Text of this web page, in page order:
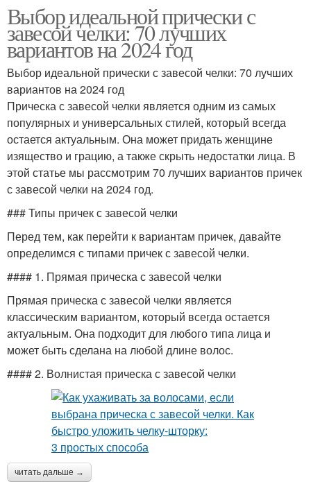
Выбор идеальной прически с
завесой челки: 70 лучших
вариантов на 2024 год
Выбор идеальной прически с завесой челки: 70 лучших
вариантов на 2024 год
Прическа с завесой челки является одним из самых
популярных и универсальных стилей, который всегда
остается актуальным. Она может придать женщине
изящество и грацию, а также скрыть недостатки лица. В
этой статье мы рассмотрим 70 лучших вариантов причек
с завесой челки на 2024 год.
### Типы причек с завесой челки
Перед тем, как перейти к вариантам причек, давайте
определимся с типами причек с завесой челки.
#### 1. Прямая прическа с завесой челки
Прямая прическа с завесой челки является
классическим вариантом, который всегда остается
актуальным. Она подходит для любого типа лица и
может быть сделана на любой длине волос.
#### 2. Волнистая прическа с завесой челки
читать дальше →